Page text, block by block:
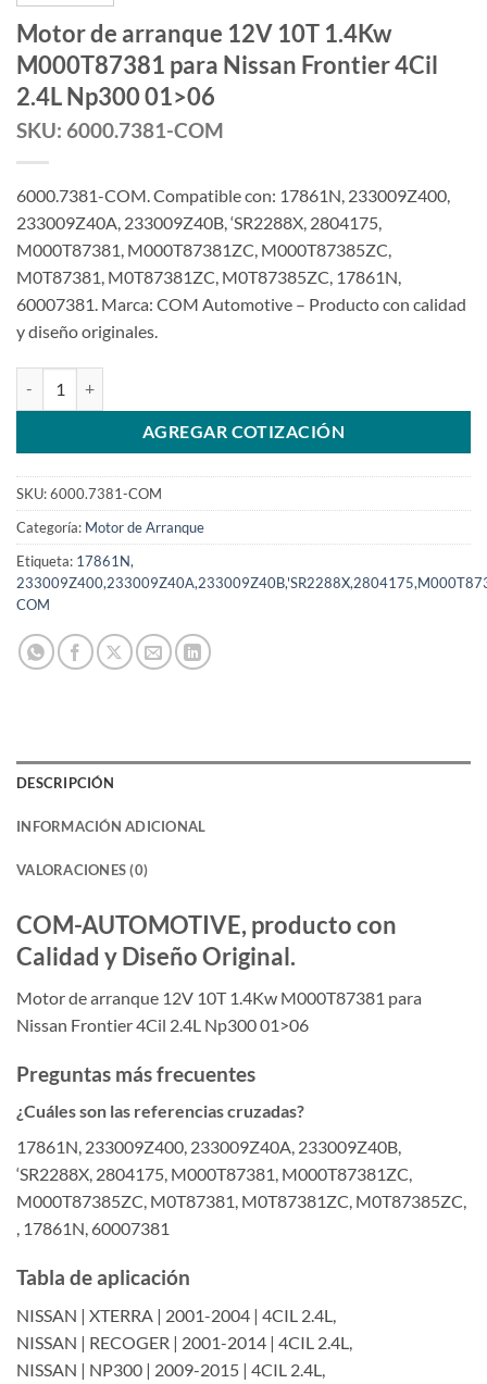
Motor de arranque 12V 10T 1.4Kw
M000T87381 para Nissan Frontier 4Cil
2.4L Np300 01>06
SKU: 6000.7381-COM
6000.7381-COM. Compatible con: 17861N, 233009Z400,
233009Z40A, 233009Z40B, ‘SR2288X, 2804175,
M000T87381, M000T87381ZC, M000T87385ZC,
M0T87381, M0T87381ZC, M0T87385ZC, 17861N,
60007381. Marca: COM Automotive – Producto con calidad
y diseño originales.
AGREGAR COTIZACIÓN
SKU:6000.7381-COM
Categoría: Motor de Arranque
Etiqueta: 17861N,
COM
DESCRIPCIÓN
INFORMACIÓN ADICIONAL
VALORACIONES (0)
COM-AUTOMOTIVE, producto con
Calidad y Diseño Original.
Motor de arranque 12V 10T 1.4Kw M000T87381 para
Nissan Frontier 4Cil 2.4L Np300 01>06
Preguntas más frecuentes
¿Cuáles son las referencias cruzadas?
17861N, 233009Z400, 233009Z40A, 233009Z40B,
‘SR2288X, 2804175, M000T87381, M000T87381ZC,
M000T87385ZC, M0T87381, M0T87381ZC, M0T87385ZC,
, 17861N, 60007381
Tabla de aplicación
NISSAN | XTERRA | 2001-2004 | 4CIL 2.4L,
NISSAN | RECOGER | 2001-2014 | 4CIL 2.4L,
NISSAN | NP300 | 2009-2015 | 4CIL 2.4L,